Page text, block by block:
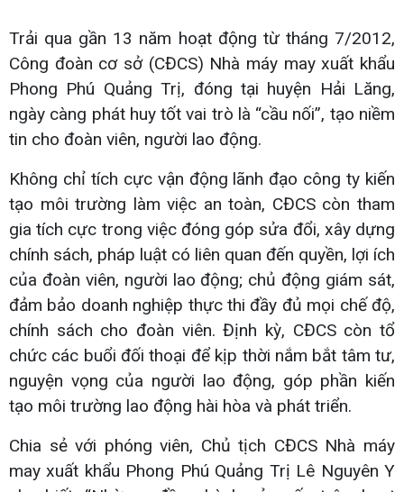
Trải qua gần 13 năm hoạt động từ tháng 7/2012,
Công đoàn cơ sở (CĐCS) Nhà máy may xuất khẩu
Phong Phú Quảng Trị, đóng tại huyện Hải Lăng,
ngày càng phát huy tốt vai trò là “cầu nối”, tạo niềm
tin cho đoàn viên, người lao động.
Không chỉ tích cực vận động lãnh đạo công ty kiến
tạo môi trường làm việc an toàn, CĐCS còn tham
gia tích cực trong việc đóng góp sửa đổi, xây dựng
chính sách, pháp luật có liên quan đến quyền, lợi ích
của đoàn viên, người lao động; chủ động giám sát,
đảm bảo doanh nghiệp thực thi đầy đủ mọi chế độ,
chính sách cho đoàn viên. Định kỳ, CĐCS còn tổ
chức các buổi đối thoại để kịp thời nắm bắt tâm tư,
nguyện vọng của người lao động, góp phần kiến
tạo môi trường lao động hài hòa và phát triển.
Chia sẻ với phóng viên, Chủ tịch CĐCS Nhà máy
may xuất khẩu Phong Phú Quảng Trị Lê Nguyên Y